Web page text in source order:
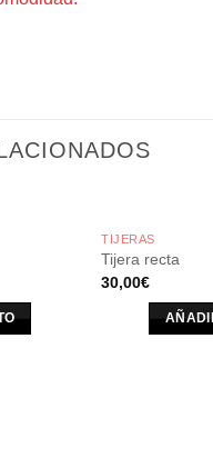
TIJERAS
Tijera recta
30,00€